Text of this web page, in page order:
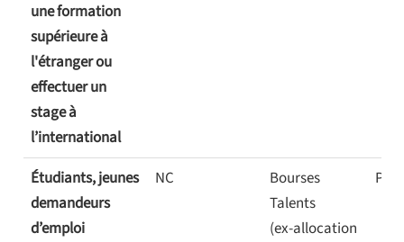
une formation
supérieure à
l'étranger ou
effectuer un
stage à
l’international
Étudiants, jeunes
demandeurs
d’emploi
NC
Bourses
Talents
(ex-allocation